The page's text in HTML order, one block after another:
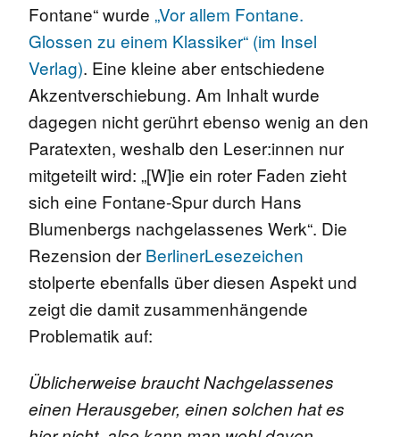
Fontane“ wurde „Vor allem Fontane.
Glossen zu einem Klassiker“ (im Insel
Verlag). Eine kleine aber entschiedene
Akzentverschiebung. Am Inhalt wurde
dagegen nicht gerührt ebenso wenig an den
Paratexten, weshalb den Leser:innen nur
mitgeteilt wird: „[W]ie ein roter Faden zieht
sich eine Fontane-Spur durch Hans
Blumenbergs nachgelassenes Werk“. Die
Rezension der BerlinerLesezeichen
stolperte ebenfalls über diesen Aspekt und
zeigt die damit zusammenhängende
Problematik auf:
Üblicherweise braucht Nachgelassenes
einen Herausgeber, einen solchen hat es